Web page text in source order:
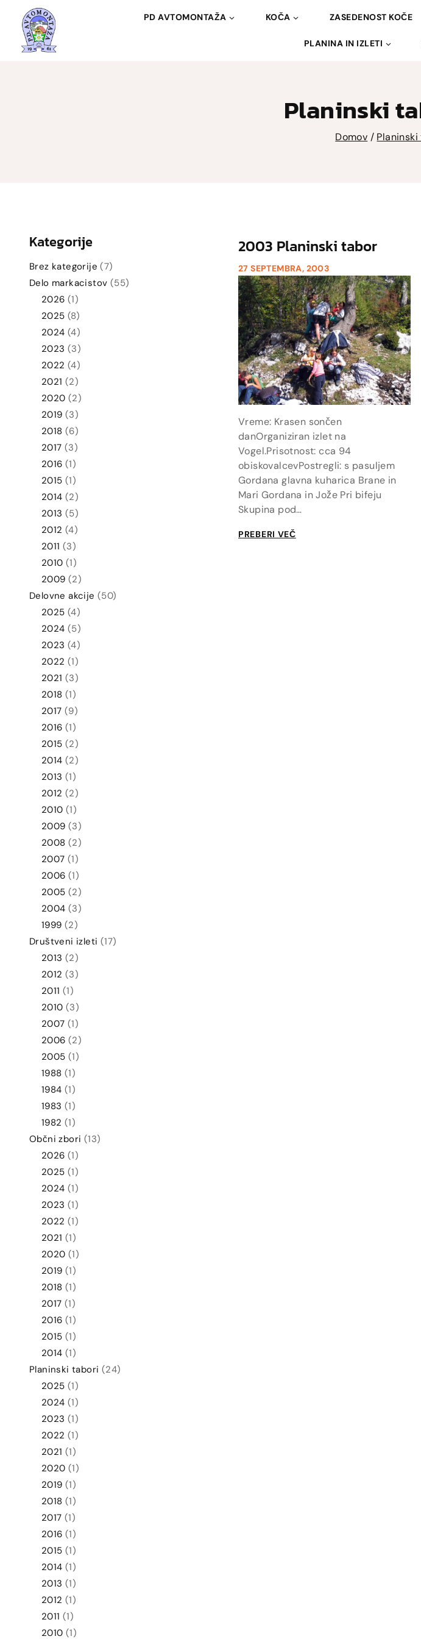
content
PD AVTOMONTAŽA KOČA ZASEDENOST KOČE
PLANINA IN IZLETI
Planinski
Domov /
2003 Planinski tabor
27 SEPTEMBRA, 2003
Vreme: Krasen sončen
danOrganiziran izlet na
Vogel.Prisotnost: cca 94
obiskovalcevPostregli: s pasuljem
Gordana glavna kuharica Brane in
Mari Gordana in Jože Pri bifeju
Skupina pod…
PREBERI VEČ
Kategorije
Brez kategorije (7)
Delo markacistov (55)
2009 (2)
2010 (1)
2011 (3)
2012 (4)
2013 (5)
2014 (2)
2015 (1)
2016 (1)
2017 (3)
2018 (6)
2019 (3)
2020 (2)
2021 (2)
2022 (4)
2023 (3)
2024 (4)
2025 (8)
2026 (1)
Delovne akcije (50)
1999 (2)
2004 (3)
2005 (2)
2006 (1)
2007 (1)
2008 (2)
2009 (3)
2010 (1)
2012 (2)
2013 (1)
2014 (2)
2015 (2)
2016 (1)
2017 (9)
2018 (1)
2021 (3)
2022 (1)
2023 (4)
2024 (5)
2025 (4)
Društveni izleti (17)
1982 (1)
1983 (1)
1984 (1)
1988 (1)
2005 (1)
2006 (2)
2007 (1)
2010 (3)
2011 (1)
2012 (3)
2013 (2)
Občni zbori (13)
2014 (1)
2015 (1)
2016 (1)
2017 (1)
2018 (1)
2019 (1)
2020 (1)
2021 (1)
2022 (1)
2023 (1)
2024 (1)
2025 (1)
2026 (1)
Planinski tabori (24)
2010 (1)
2011 (1)
2012 (1)
2013 (1)
2014 (1)
2015 (1)
2016 (1)
2017 (1)
2018 (1)
2019 (1)
2020 (1)
2021 (1)
2022 (1)
2023 (1)
2024 (1)
2025 (1)